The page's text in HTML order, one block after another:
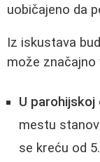
uobičajeno da
Iz iskustava
može značajno
U parohijskoj
mestu
se kreću od